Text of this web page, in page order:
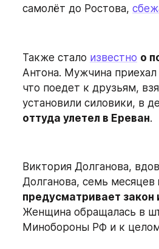
самолёт до Ростова,
Также стало известно о
Антона. Мужчина
что поедет к друзьям,
установили силовики, в
оттуда улетел в Ереван.
Виктория Долганова,
Долганова, семь месяцев
предусматривает
Женщина обращалась в
Минобороны РФ и к